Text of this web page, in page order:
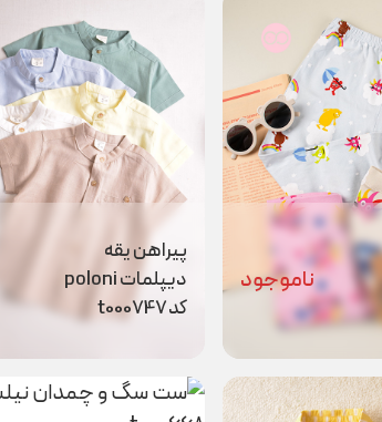
ناموجود
پیراهن یقه
دیپلمات poloni
کد t000747